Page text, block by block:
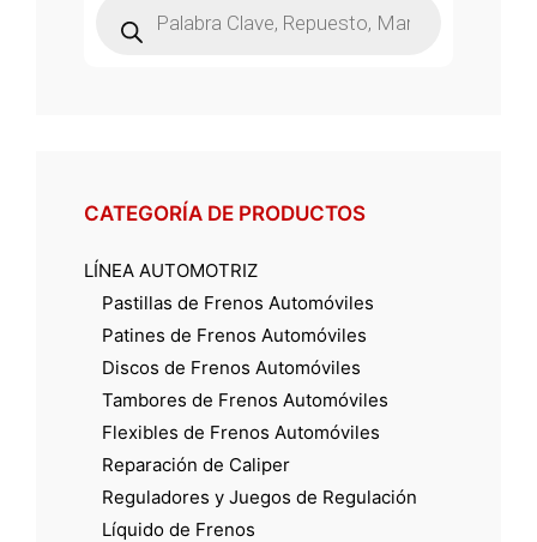
productos
CATEGORÍA DE PRODUCTOS
LÍNEA AUTOMOTRIZ
Pastillas de Frenos Automóviles
Patines de Frenos Automóviles
Discos de Frenos Automóviles
Tambores de Frenos Automóviles
Flexibles de Frenos Automóviles
Reparación de Caliper
Reguladores y Juegos de Regulación
Líquido de Frenos